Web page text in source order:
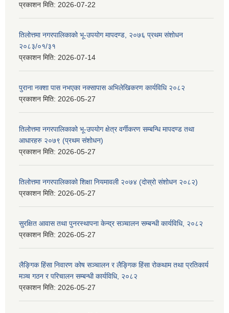
प्रकाशन मिति: 2026-07-22
तिलोत्तमा नगरपालिकाको भू-उपयोग मापदण्ड, २०७६ प्रथम संशोधन
२०८३/०१/३१
प्रकाशन मिति: 2026-07-14
पुराना नक्शा पास नभएका नक्सापास अभिलेखिकरण कार्यविधि २०८२
प्रकाशन मिति: 2026-05-27
तिलोत्तमा नगरपालिकाको भू-उपयोग क्षेत्र वर्गीकरण सम्बन्धि मापदण्ड तथा
आधारहरु २०७९ (प्रथम संशोधन)
प्रकाशन मिति: 2026-05-27
तिलोत्तमा नगरपालिकाको शिक्षा नियमावली २०७४ (दोस्रो संशोधन २०८२)
प्रकाशन मिति: 2026-05-27
सुरक्षित आवास तथा पुनरस्थापना केन्द्र सञ्चालन सम्बन्धी कार्यविधि, २०८२
प्रकाशन मिति: 2026-05-27
लैङ्गिक हिंसा निवारण कोष सञ्चालन र लैङ्गिक हिंसा रोकथाम तथा प्रतिकार्य
मञ्च गठन र परिचालन सम्बन्धी कार्यविधि, २०८२
प्रकाशन मिति: 2026-05-27